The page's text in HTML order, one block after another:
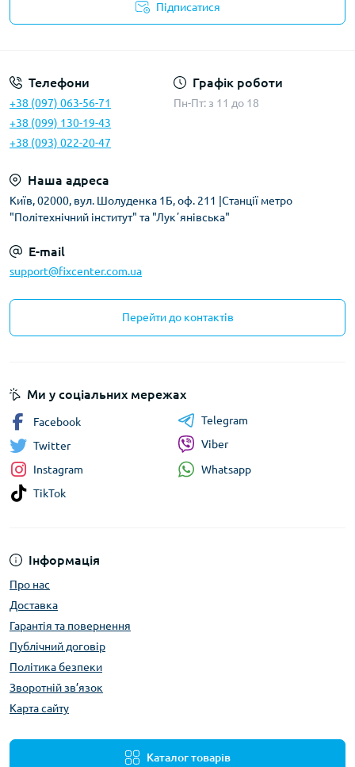
Підписатися
Телефони
+38 (097) 063-56-71
+38 (099) 130-19-43
+38 (093) 022-20-47
Графік роботи
Пн-Пт: з 11 до 18
Наша адреса
Київ, 02000, вул. Шолуденка 1Б, оф. 211 |Станції метро
"Політехнічний інститут" та "Лукʼянівська"
E-mail
support@fixcenter.com.ua
Перейти до контактів
Інформація
Про нас
Доставка
Гарантія та повернення
Публічний договір
Політика безпеки
Зворотній зв’язок
Карта сайту
Каталог товарів
Ми у соціальних мережах
Facebook
Twitter
Instagram
TikTok
Telegram
Viber
Whatsapp